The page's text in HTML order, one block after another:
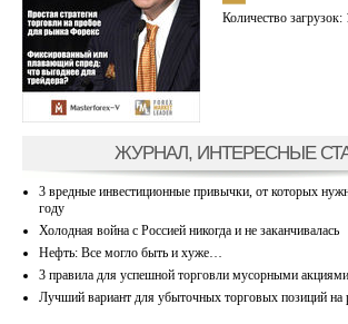
Количество загрузок:
ЖУРНАЛ, ИНТЕРЕСНЫЕ
3 вредные инвестиционные привычки, от которых
году
Холодная война с Россией никогда и не заканчивалась
Нефть: Все могло быть и хуже…
3 правила для успешной торговли мусорными акциями
Лучший вариант для убыточных торговых позиций на